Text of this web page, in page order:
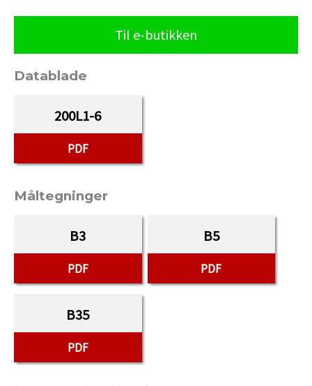
Til e-butikken
Datablade
200L1-6
PDF
Måltegninger
B3
PDF
B5
PDF
B35
PDF